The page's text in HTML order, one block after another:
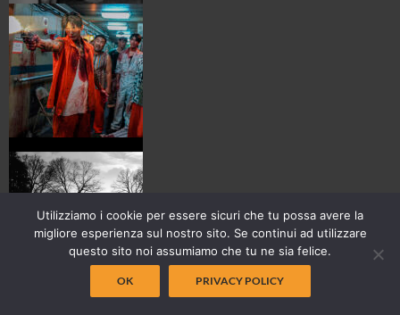
Utilizziamo i cookie per essere sicuri che tu possa avere la
migliore esperienza sul nostro sito. Se continui ad utilizzare
questo sito noi assumiamo che tu ne sia felice.
OK PRIVACY POLICY